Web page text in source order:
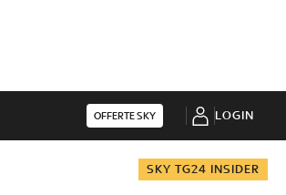
OFFERTE SKY LOGIN
SKY TG24 INSIDER